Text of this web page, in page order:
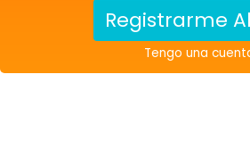
Registrarme
Tengo una